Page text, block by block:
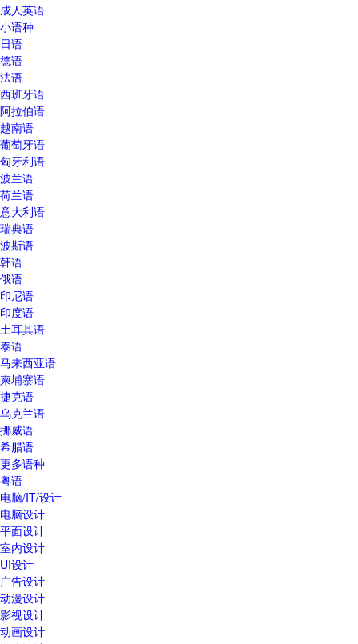
成人英语
小语种
日语
德语
法语
西班牙语
阿拉伯语
越南语
葡萄牙语
匈牙利语
波兰语
荷兰语
意大利语
瑞典语
波斯语
韩语
俄语
印尼语
印度语
土耳其语
泰语
马来西亚语
柬埔寨语
捷克语
乌克兰语
挪威语
希腊语
更多语种
粤语
电脑/IT/设计
电脑设计
平面设计
室内设计
UI设计
广告设计
动漫设计
影视设计
动画设计